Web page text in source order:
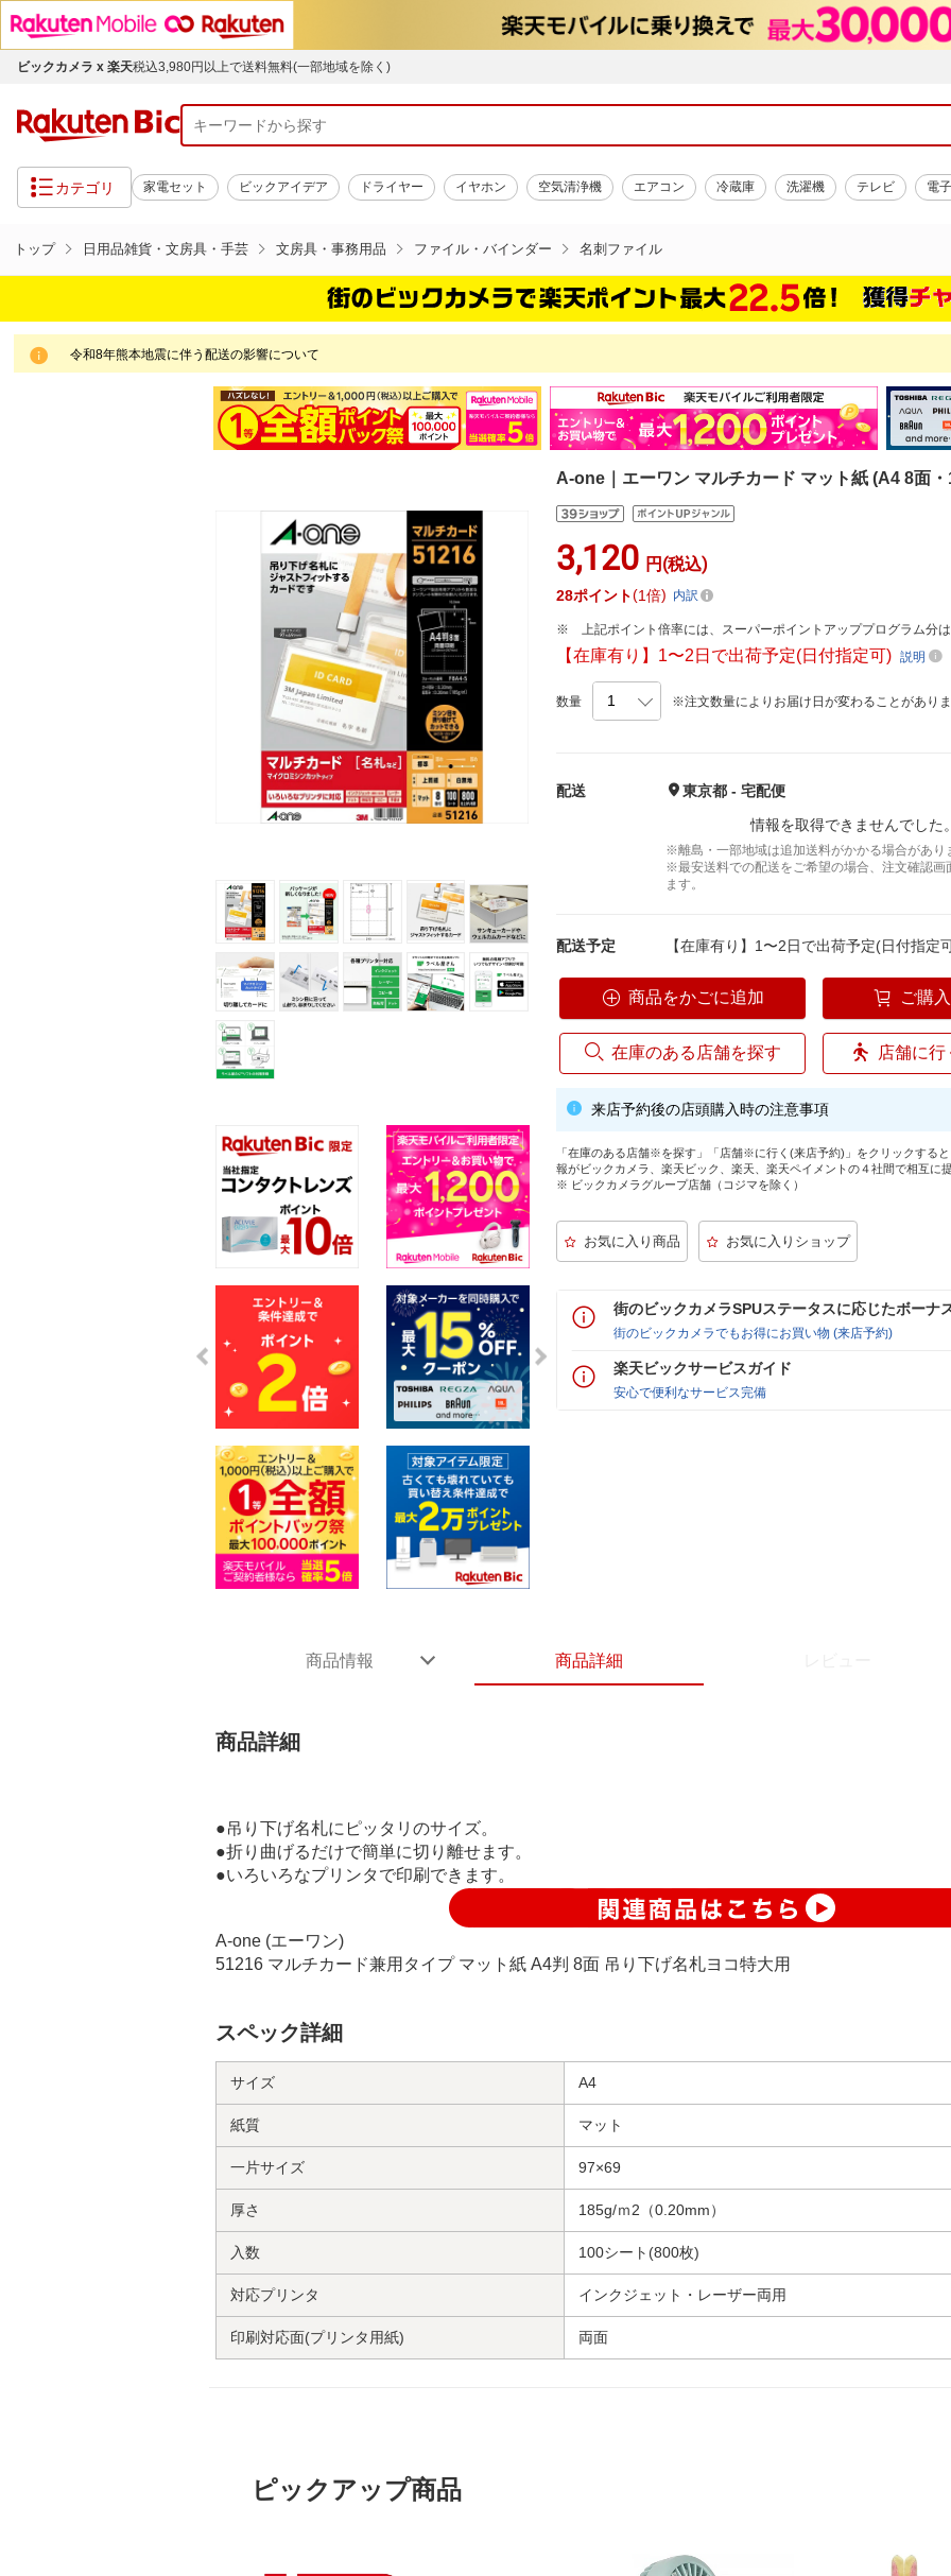
ビックカメラ x 楽天税込3,980円以上で送料無料(一部地域を除く)
カテゴリ 家電セット ビックアイデア ドライヤー イヤホン 空気清浄機 エアコン 冷蔵庫 洗濯機 テレビ 電
トップ 日用品雑貨・文房具・手芸 文房具・事務用品 ファイル・バインダー 名刺ファイル
令和8年熊本地震に伴う配送の影響について
A-one｜エーワン マルチカード マット紙 (A4 8面
3,120 円(税込)
28ポイント 1倍 内訳
上記ポイント倍率には、スーパーポイントアッププログラム分
【在庫有り】1〜2日で出荷予定(日付指定可)説明
数量 ※注文数量によりお届け日が変わることがあり
配送
東京都 - 宅配便
情報を取得できませんでし
※離島・一部地域は追加送料がかかる場合があり
※最安送料での配送をご希望の場合、注文確認
ます。
配送予定 【在庫有り】1〜2日で出荷予定(日付指定
商品をかごに追加 ご購
在庫のある店舗を探す 店舗に
来店予約後の店頭購入時の注意事項
「在庫のある店舗※を探す」「店舗※に行く(来店予約)」をクリックする
報がビックカメラ、楽天ビック、楽天、楽天ペイメントの４社間で相互に
※ ビックカメラグループ店舗（コジマを除く）
街のビックカメラSPUステータスに応じたボーナ
街のビックカメラでもお得にお買い物 (来店予約)
楽天ビックサービスガイド
安心で便利なサービス完備
商品情報 商品詳細
商品詳細
●吊り下げ名札にピッタリのサイズ。
●折り曲げるだけで簡単に切り離せます。
●いろいろなプリンタで印刷できます。
A-one (エーワン)
51216 マルチカード兼用タイプ マット紙 A4判 8面 吊り下げ名札ヨコ特大用
スペック詳細
サイズ A4
紙質 マット
一片サイズ 97×69
厚さ 185g/ｍ2（0.20mm）
入数 100シート(800枚)
対応プリンタ インクジェット・レーザー両用
印刷対応面(プリンタ用紙) 両面
ピックアップ商品